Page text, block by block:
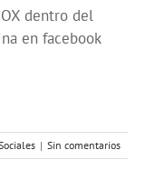
dentro del
en facebook
| Sin comentarios